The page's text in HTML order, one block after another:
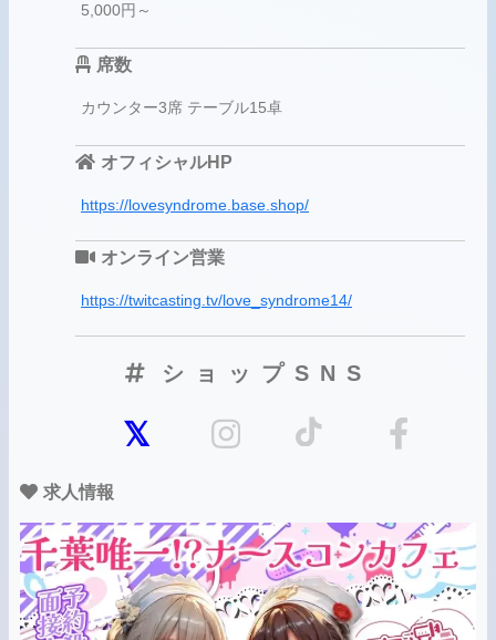
5,000円～
席数
カウンター3席 テーブル15卓
オフィシャルHP
https://lovesyndrome.base.shop/
オンライン営業
https://twitcasting.tv/love_syndrome14/
ショップSNS
求人情報